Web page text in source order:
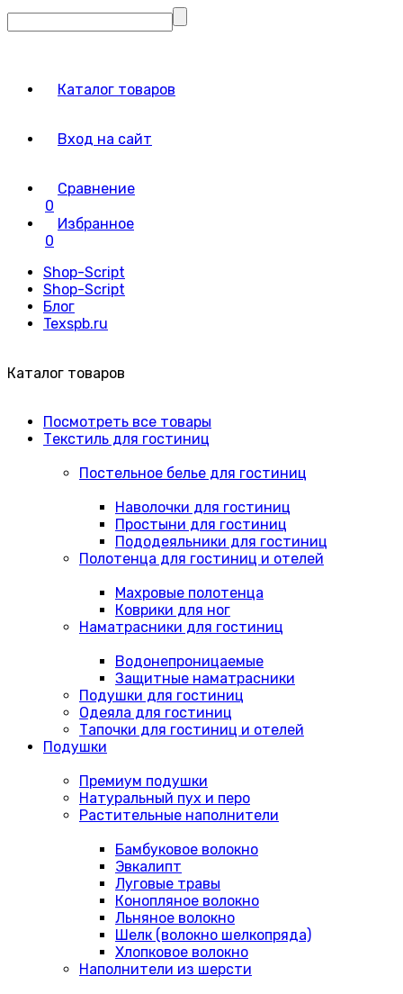
Каталог товаров
Вход на сайт
Сравнение
0
Избранное
0
Shop-Script
Shop-Script
Блог
Texspb.ru
Каталог товаров
Посмотреть все товары
Текстиль для гостиниц
Постельное белье для гостиниц
Наволочки для гостиниц
Простыни для гостиниц
Пододеяльники для гостиниц
Полотенца для гостиниц и отелей
Махровые полотенца
Коврики для ног
Наматрасники для гостиниц
Водонепроницаемые
Защитные наматрасники
Подушки для гостиниц
Одеяла для гостиниц
Тапочки для гостиниц и отелей
Подушки
Премиум подушки
Натуральный пух и перо
Растительные наполнители
Бамбуковое волокно
Эвкалипт
Луговые травы
Конопляное волокно
Льняное волокно
Шелк (волокно шелкопряда)
Хлопковое волокно
Наполнители из шерсти